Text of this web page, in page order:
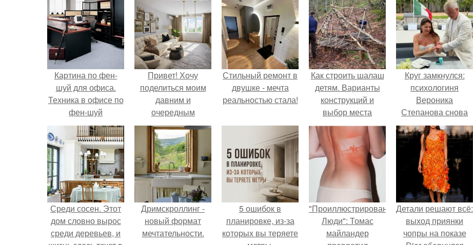
Картина по фен-
шуй для офиса.
Техника в офисе по
фен-шуй
Привет! Хочу
поделиться моим
давним и
очередным
неопубликованным
проектом.
Стильный ремонт в
двушке - мечта
реальностью стала!
Как строить шалаш
детям. Варианты
конструкций и
выбор места
Круг замкнулся:
психологиня
Вероника
Степанова снова
вышла замуж за
собственного
бывшего мужа.
Среди сосен. Этот
дом словно вырос
среди деревьев, и
Дримскроллинг -
новый формат
мечтательности.
5 ошибок в
планировке, из-за
которых вы теряете
"Проиллюстрированные
Люди": Томас
майландер
Детали решают всё:
выход приянки
чопры на показе